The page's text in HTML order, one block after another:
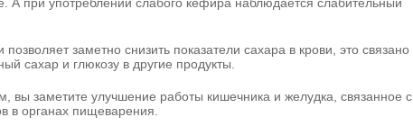
заметно снизить показатели сахара в крови, это связано
сахар и глюкозу в другие продукты.
вы заметите улучшение работы кишечника и желудка, связанное с
в органах пищеварения.